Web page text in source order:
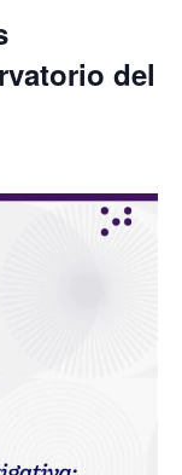
del